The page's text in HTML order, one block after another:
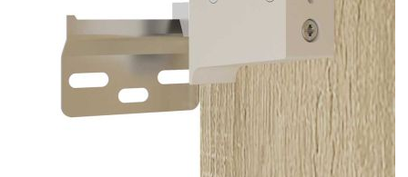
Материал: Инженерно дърво, метал
Размери на шкафа с огледало: 65 x 20 x 60
см (Ш x Д x В)
Размери на шкафа за мивка: 65 x 33 x 60 см
(Ш x Д x В)
Размери на шкафа за баня: 35 x 37,5 x 166